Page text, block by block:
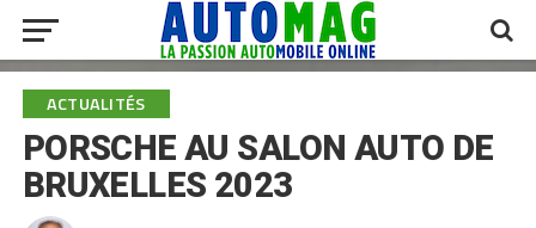
ACTUALITÉS
PORSCHE AU SALON AUTO DE
BRUXELLES 2023